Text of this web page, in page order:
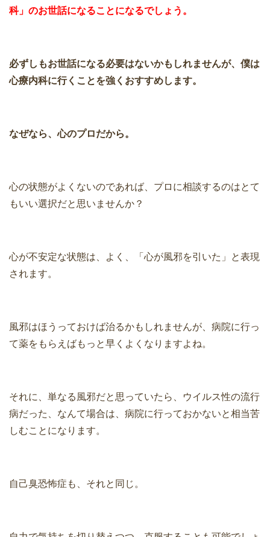
科」のお世話になることになるでしょう。
必ずしもお世話になる必要はないかもしれませんが、僕は
心療内科に行くことを強くおすすめします。
なぜなら、心のプロだから。
心の状態がよくないのであれば、プロに相談するのはとて
もいい選択だと思いませんか？
心が不安定な状態は、よく、「心が風邪を引いた」と表現
されます。
風邪はほうっておけば治るかもしれませんが、病院に行っ
て薬をもらえばもっと早くよくなりますよね。
それに、単なる風邪だと思っていたら、ウイルス性の流行
病だった、なんて場合は、病院に行っておかないと相当苦
しむことになります。
自己臭恐怖症も、それと同じ。